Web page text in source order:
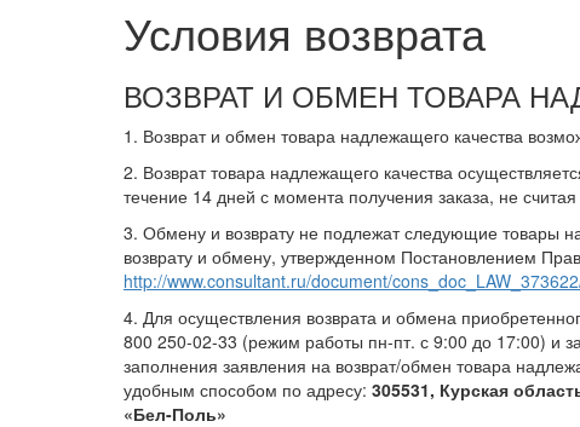
Условия возврата
ВОЗВРАТ И ОБМЕН ТОВАРА
1. Возврат и обмен товара надлежащего качества
2. Возврат товара надлежащего качества
течение 14 дней с момента получения заказа, не
3. Обмену и возврату не подлежат следующие товары
возврату и обмену, утвержденном Постановлением
http://www.consultant.ru/document/
4. Для осуществления возврата и обмена
800 250-02-33 (режим работы пн-пт. с 9:00 до 17:00) и
заполнения заявления на возврат/обмен товара
удобным способом по адресу: 305531, Курская
«Бел-Поль»